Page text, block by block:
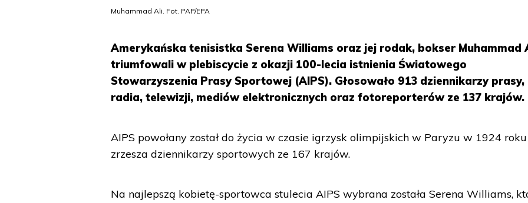
Muhammad Ali. Fot. PAP/EPA
Amerykańska tenisistka Serena Williams oraz jej rodak, bokser Muhammad
triumfowali w plebiscycie z okazji 100-lecia istnienia Światowego
Stowarzyszenia Prasy Sportowej (AIPS). Głosowało 913 dziennikarzy prasy,
radia, telewizji, mediów elektronicznych oraz fotoreporterów ze 137 krajów.
AIPS powołany został do życia w czasie igrzysk olimpijskich w Paryzu w 1924
zrzesza dziennikarzy sportowych ze 167 krajów.
Na najlepszą kobietę-sportowca stulecia AIPS wybrana została Serena Williams,